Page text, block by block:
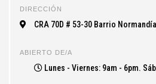
DIRECCIÓN
CRA 70D # 53-30 Barrio
ABIERTO DE/A
Lunes - Viernes: 9am - 6pm.